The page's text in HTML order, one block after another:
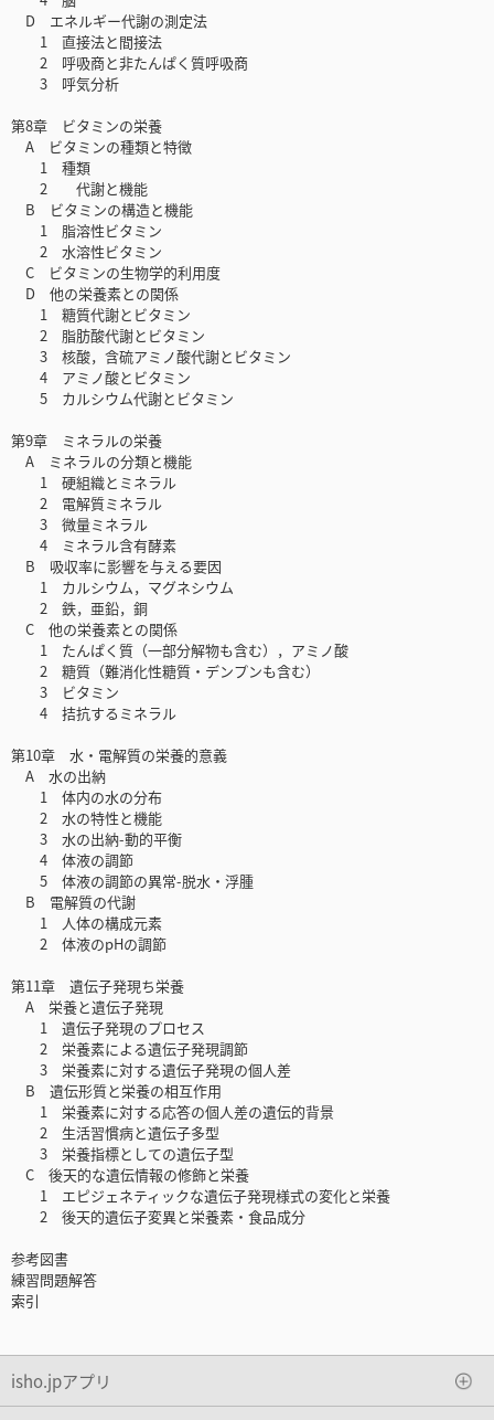
D エネルギー代謝の測定法
1 直接法と間接法
2 呼吸商と非たんぱく質呼吸商
3 呼気分析
第8章 ビタミンの栄養
A ビタミンの種類と特徴
1 種類
2 代謝と機能
B ビタミンの構造と機能
1 脂溶性ビタミン
2 水溶性ビタミン
C ビタミンの生物学的利用度
D 他の栄養素との関係
1 糖質代謝とビタミン
2 脂肪酸代謝とビタミン
3 核酸，含硫アミノ酸代謝とビタミン
4 アミノ酸とビタミン
5 カルシウム代謝とビタミン
第9章 ミネラルの栄養
A ミネラルの分類と機能
1 硬組織とミネラル
2 電解質ミネラル
3 微量ミネラル
4 ミネラル含有酵素
B 吸収率に影響を与える要因
1 カルシウム，マグネシウム
2 鉄，亜鉛，銅
C 他の栄養素との関係
1 たんぱく質（一部分解物も含む），アミノ酸
2 糖質（難消化性糖質・デンプンも含む）
3 ビタミン
4 拮抗するミネラル
第10章 水・電解質の栄養的意義
A 水の出納
1 体内の水の分布
2 水の特性と機能
3 水の出納-動的平衡
4 体液の調節
5 体液の調節の異常-脱水・浮腫
B 電解質の代謝
1 人体の構成元素
2 体液のpHの調節
第11章 遺伝子発現ち栄養
A 栄養と遺伝子発現
1 遺伝子発現のプロセス
2 栄養素による遺伝子発現調節
3 栄養素に対する遺伝子発現の個人差
B 遺伝形質と栄養の相互作用
1 栄養素に対する応答の個人差の遺伝的背景
2 生活習慣病と遺伝子多型
3 栄養指標としての遺伝子型
C 後天的な遺伝情報の修飾と栄養
1 エピジェネティックな遺伝子発現様式の変化と栄養
2 後天的遺伝子変異と栄養素・食品成分
参考図書
練習問題解答
索引
isho.jpアプリ